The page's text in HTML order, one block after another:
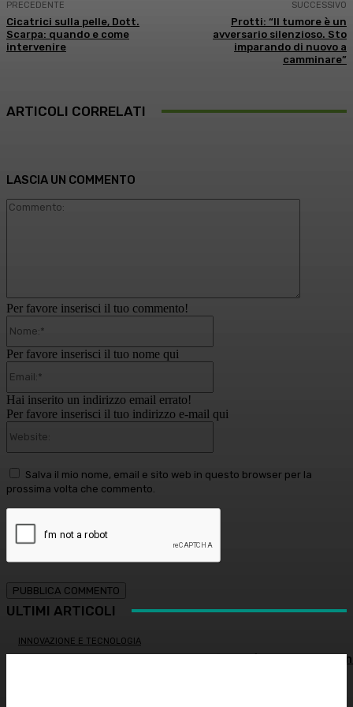
PRECEDENTE
Cicatrici sulla pelle, Dott.
Scarpa: quando e come
intervenire
SUCCESSIVO
Protti: “Il tumore è un
avversario silenzioso. Sto
imparando di nuovo a
camminare”
ARTICOLI CORRELATI
LASCIA UN COMMENTO
Per favore inserisci il tuo commento!
Per favore inserisci il tuo nome qui
Hai inserito un indirizzo email errato!
Per favore inserisci il tuo indirizzo e-mail qui
Salva il mio nome, email e sito web in questo browser per la
prossima volta che commento.
ULTIMI ARTICOLI
INNOVAZIONE E TECNOLOGIA
Virus creati con l’intelligenza artificiale: è la prima volta